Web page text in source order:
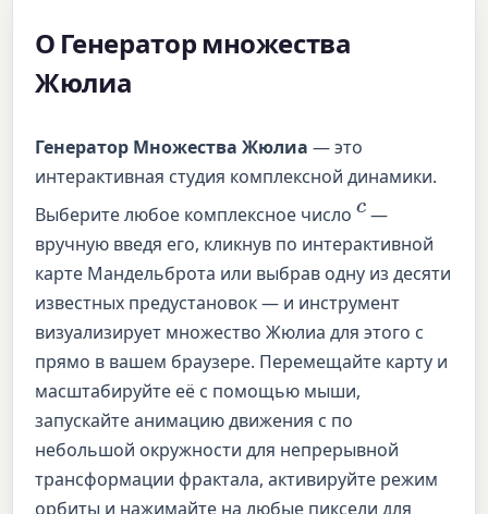
О Генератор множества
Жюлиа
Генератор Множества Жюлиа — это
интерактивная студия комплексной динамики.
Выберите любое комплексное числоc—
вручную введя его, кликнув по интерактивной
карте Мандельброта или выбрав одну из десяти
известных предустановок — и инструмент
визуализирует множество Жюлиа для этого c
прямо в вашем браузере. Перемещайте карту и
масштабируйте её с помощью мыши,
запускайте анимацию движения c по
небольшой окружности для непрерывной
трансформации фрактала, активируйте режим
орбиты и нажимайте на любые пиксели для